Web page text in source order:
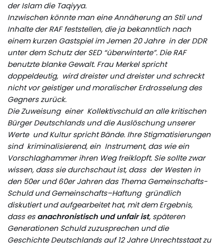
der Islam die Taqiyya.
Inzwischen könnte man eine Annäherung an Stil und
Inhalte der RAF feststellen, die ja bekanntlich nach
einem kurzen Gastspiel im Jemen 20 Jahre in der DDR
unter dem Schutz der SED “überwinterte”. Die RAF
benutzte blanke Gewalt. Frau Merkel spricht
doppeldeutig, wird dreister und dreister und schreckt
nicht vor geistiger und moralischer Erdrosselung des
Gegners zurück.
Die Zuweisung einer Kollektivschuld an alle kritischen
Bürger Deutschlands und die Auslöschung unserer
Werte und Kultur spricht Bände. Ihre Stigmatisierungen
sind kriminalisierend, ein Instrument, das wie ein
Vorschlaghammer ihren Weg freiklopft. Sie sollte zwar
wissen, dass sie durchschaut ist, dass der Westen in
den 50er und 60er Jahren das Thema Gemeinschafts-
Schuld und Gemeinschafts–Haftung gründlich
diskutiert und aufgearbeitet hat, mit dem Ergebnis,
dass esanachronistisch und unfair ist, späteren
Generationen Schuld zuzusprechen und die
Geschichte Deutschlands auf 12 Jahre Unrechtsstaat zu